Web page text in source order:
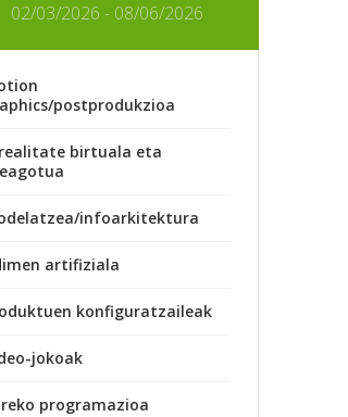
02/03/2026 - 08/06/2026
postprodukzioa
birtuala eta
infoarkitektura
artifiziala
konfiguratzaileak
jokoak
programazioa